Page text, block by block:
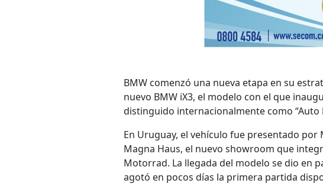
BMW comenzó una nueva etapa en su
nuevo BMW iX3, el modelo con el que
distinguido internacionalmente como “Auto
En Uruguay, el vehículo fue presentado
Magna Haus, el nuevo showroom que
Motorrad. La llegada del modelo se dio en
agotó en pocos días la primera partida